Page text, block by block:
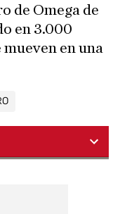
de Omega de
en 3.000
en una